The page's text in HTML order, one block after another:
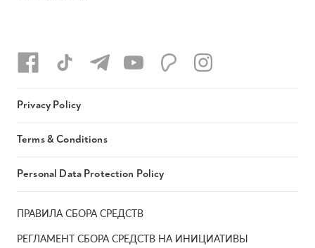
ПРАВИЛА СБОРА СРЕДСТВ
РЕГЛАМЕНТ СБОРА СРЕДСТВ НА ИНИЦИАТИВЫ
Privacy Policy
Terms & Conditions
Personal Data Protection Policy